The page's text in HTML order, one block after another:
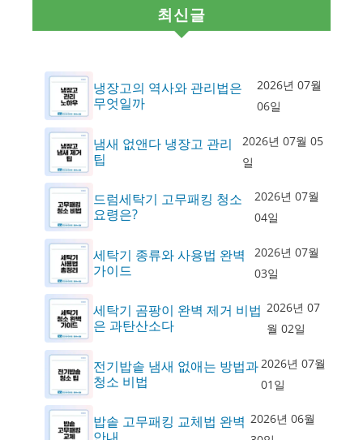
최신글
냉장고의 역사와 관리법은
무엇일까
2026년 07월
06일
냄새 없앤다 냉장고 관리
팁
2026년 07월 05
일
드럼세탁기 고무패킹 청소
요령은?
2026년 07월
04일
세탁기 종류와 사용법 완벽
가이드
2026년 07월
03일
세탁기 곰팡이 완벽 제거 비법
은 과탄산소다
2026년 07
월 02일
전기밥솥 냄새 없애는 방법과
청소 비법
2026년 07월
01일
밥솥 고무패킹 교체법 완벽 2026년 06월